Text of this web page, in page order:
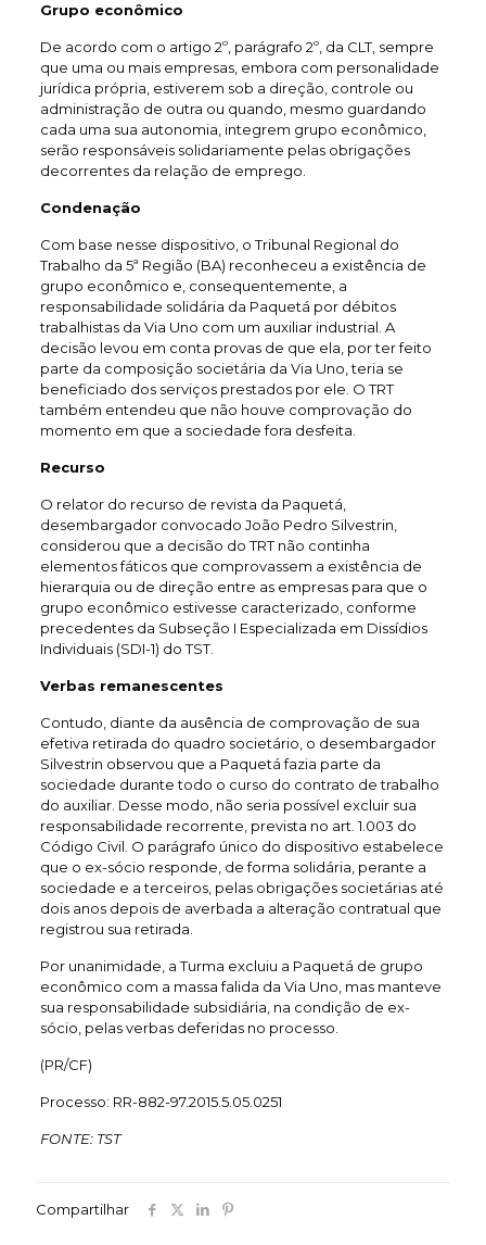
Grupo econômico
De acordo com o artigo 2º, parágrafo 2º, da CLT, sempre
que uma ou mais empresas, embora com personalidade
jurídica própria, estiverem sob a direção, controle ou
administração de outra ou quando, mesmo guardando
cada uma sua autonomia, integrem grupo econômico,
serão responsáveis solidariamente pelas obrigações
decorrentes da relação de emprego.
Condenação
Com base nesse dispositivo, o Tribunal Regional do
Trabalho da 5ª Região (BA) reconheceu a existência de
grupo econômico e, consequentemente, a
responsabilidade solidária da Paquetá por débitos
trabalhistas da Via Uno com um auxiliar industrial. A
decisão levou em conta provas de que ela, por ter feito
parte da composição societária da Via Uno, teria se
beneficiado dos serviços prestados por ele. O TRT
também entendeu que não houve comprovação do
momento em que a sociedade fora desfeita.
Recurso
O relator do recurso de revista da Paquetá,
desembargador convocado João Pedro Silvestrin,
considerou que a decisão do TRT não continha
elementos fáticos que comprovassem a existência de
hierarquia ou de direção entre as empresas para que o
grupo econômico estivesse caracterizado, conforme
precedentes da Subseção I Especializada em Dissídios
Individuais (SDI-1) do TST.
Verbas remanescentes
Contudo, diante da ausência de comprovação de sua
efetiva retirada do quadro societário, o desembargador
Silvestrin observou que a Paquetá fazia parte da
sociedade durante todo o curso do contrato de trabalho
do auxiliar. Desse modo, não seria possível excluir sua
responsabilidade recorrente, prevista no art. 1.003 do
Código Civil. O parágrafo único do dispositivo estabelece
que o ex-sócio responde, de forma solidária, perante a
sociedade e a terceiros, pelas obrigações societárias até
dois anos depois de averbada a alteração contratual que
registrou sua retirada.
Por unanimidade, a Turma excluiu a Paquetá de grupo
econômico com a massa falida da Via Uno, mas manteve
sua responsabilidade subsidiária, na condição de ex-
sócio, pelas verbas deferidas no processo.
(PR/CF)
Processo: RR-882-97.2015.5.05.0251
FONTE: TST
Compartilhar